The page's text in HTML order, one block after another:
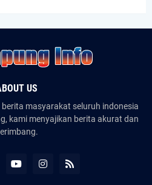
US
masyarakat seluruh indonesia
kami menyajikan berita akurat dan